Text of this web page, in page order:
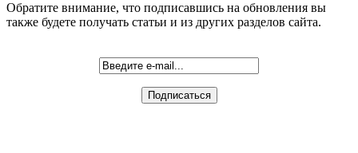
Обратите внимание, что подписавшись на обновления вы
также будете получать статьи и из других разделов сайта.